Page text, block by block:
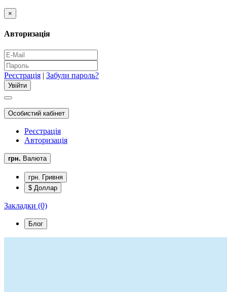
×
Авторизація
Реєстрація | Забули пароль?
Особистий кабінет
Реєстрація
Авторизація
грн. Валюта
грн. Гривня
$ Доллар
Закладки (0)
Блог